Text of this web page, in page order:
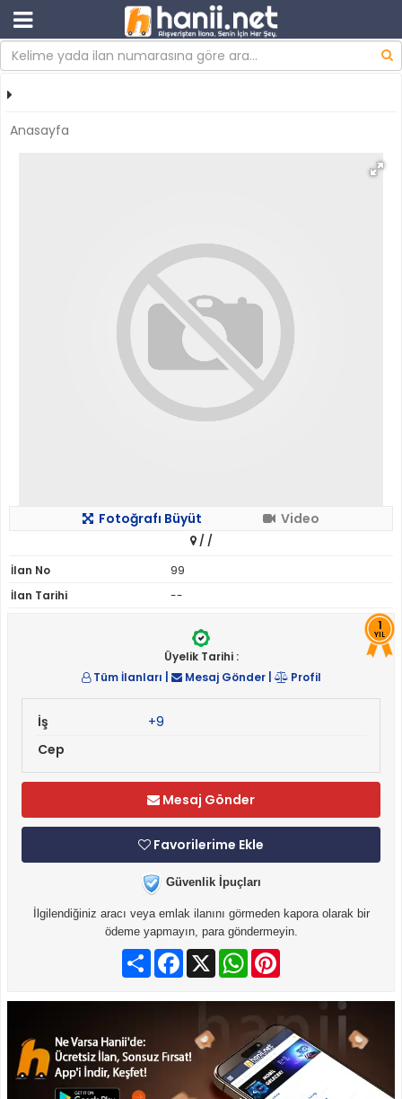
Anasayfa
Fotoğrafı Büyüt Video
/ /
İlan No
99
İlan Tarihi
--
1
YIL
Üyelik Tarihi :
Tüm İlanları
Mesaj Gönder| Profil
İş
+9
Cep
Mesaj Gönder
Favorilerime Ekle
Güvenlik İpuçları
İlgilendiğiniz aracı veya emlak ilanını görmeden kapora olarak bir
ödeme yapmayın, para göndermeyin.
PaylaşFacebook
X WhatsApp